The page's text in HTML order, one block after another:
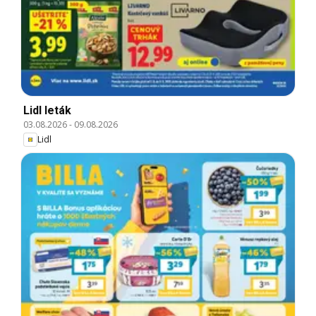
Lidl leták
03.08.2026- 09.08.2026
Lidl